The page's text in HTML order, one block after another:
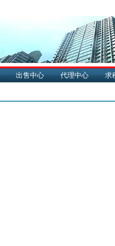
出售中心 代理中心 求